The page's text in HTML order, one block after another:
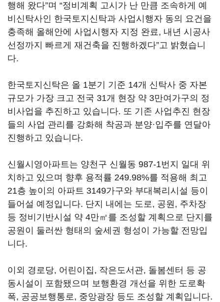
행해 왔다”며 “정비계획 고시가 난 만큼 조속하게 예
비신탁사인 한국토지신탁과 사업시행자 동의 요건을
충족해 올해안에 사업시행자 지정 완료, 내년 시공사
선정까지 빠르게 재건축을 진행하겠다”고 밝혔습니
다.
한국토지신탁은 올 1분기 기준 14개 신탁사 중 자본
규모가 가장 크고 전국 31개 현장 약 3만여가구의 정
비사업을 추진하고 있습니다. 또 기존 사업추진 현장
들의 사업 관리를 강화해 착공과 분양·입주를 연달아
진행하고 있습니다.
신월시영아파트는 양천구 신월동 987-1번지 일대 위
치하고 있으며 향후 용적률 249.98%를 적용해 최고
21층 높이의 아파트 3149가구와 부대복리시설 등이
들어설 예정입니다. 단지 내에는 도로, 공원, 주차장
등 정비기반시설 약 4만㎡를 조성할 계획으로 단지를
공원이 둘러싼 형태의 숲세권 형성이 가능할 전망입
니다.
이외 경로당, 어린이집, 작은도서관, 돌봄센터 등 공
동시설이 포함됐으며 보행환경 개선을 위한 도로확
폭, 공공보행통로, 중앙광장 등도 조성할 계획입니다.